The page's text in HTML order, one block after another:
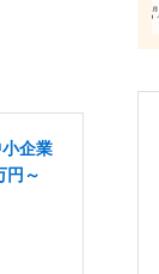
企業
円～